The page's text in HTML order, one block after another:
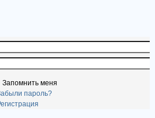
Запомнить меня
пароль?